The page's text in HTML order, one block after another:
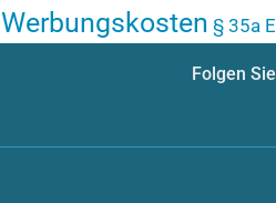
Werbungskosten § 35a
Folgen